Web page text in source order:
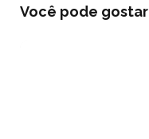
Você pode gostar